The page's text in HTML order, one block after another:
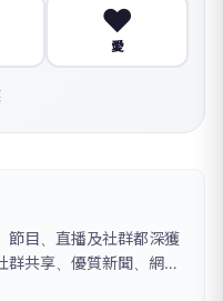
❤️
愛
節目、直播及社群都深獲
群共享、優質新聞、網路
羶色與政治謾罵，重視名